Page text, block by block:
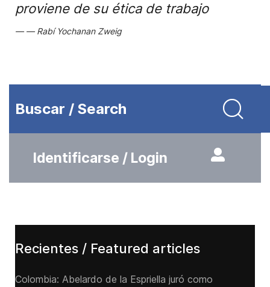
proviene de su ética de trabajo
Rabí Yochanan Zweig
Buscar / Search
Identificarse / Login
Recientes / Featured articles
Colombia: Abelardo de la Espriella juró como